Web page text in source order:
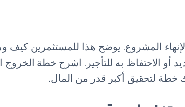
المشروع. يوضح هذا للمستثمرين كيف
الاحتفاظ به للتأجير. اشرح خطة
خطة لتحقيق أكبر قدر من المال.